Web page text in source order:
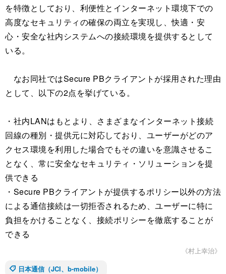
を特徴としており、利便性とインターネット環境下での
高度なセキュリティの確保の両立を実現し、快適・安
心・安全な社内システムへの接続環境を提供するとして
いる。
なお同社ではSecure PBクライアントが採用された理由
として、以下の2点を挙げている。
・社内LANはもとより、さまざまなインターネット接続
回線の種別・提供元に対応しており、ユーザーがどのア
クセス環境を利用した場合でもその違いを意識させるこ
となく、常に安全なセキュリティ・ソリューションを提
供できる
・Secure PBクライアントが提供するポリシー以外の方法
による通信接続は一切拒否されるため、ユーザーに特に
負担をかけることなく、接続ポリシーを徹底することが
できる
《村上幸治》
日本通信（JCI、b-mobile）